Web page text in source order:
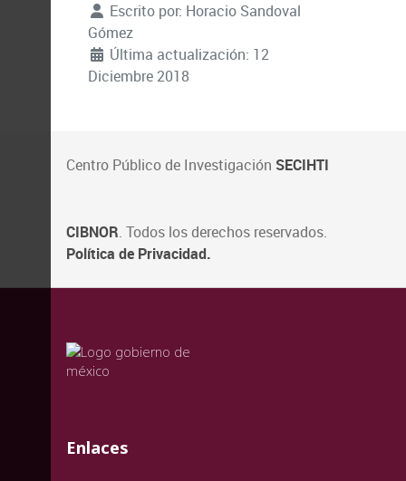
Escrito por: Horacio Sandoval
Gómez
Última actualización: 12
Diciembre 2018
Centro Público de Investigación SECIHTI
CIBNOR. Todos los derechos reservados.
Política de Privacidad.
valida
valida
valida
Enlaces